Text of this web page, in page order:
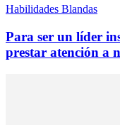
Habilidades Blandas
Para ser un líder
prestar atención a